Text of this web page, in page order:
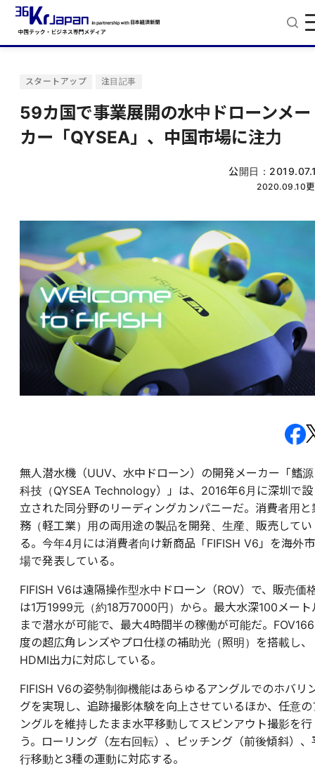
スタートアップ 注目記事
59カ国で事業展開の水中ドローンメー
カー「QYSEA」、中国市場に注力
公開日：
2020.09.10
無人潜水機（UUV、水中ドローン）の開発メーカー「鰭源
科技（QYSEA Technology）」は、2016年6月に深圳で設
立された同分野のリーディングカンパニーだ。消費者用と
務（軽工業）用の両用途の製品を開発、生産、販売してい
る。今年4月には消費者向け新商品「FIFISH V6」を海外市
場で発表している。
FIFISH V6は遠隔操作型水中ドローン（ROV）で、販売価
は1万1999元（約18万7000円）から。最大水深100メート
まで潜水が可能で、最大4時間半の稼働が可能だ。FOV166
度の超広角レンズやプロ仕様の補助光（照明）を搭載し、
HDMI出力に対応している。
FIFISH V6の姿勢制御機能はあらゆるアングルでのホバリ
グを実現し、追跡撮影体験を向上させているほか、任意の
ングルを維持したまま水平移動してスピンアウト撮影を行
う。ローリング（左右回転）、ピッチング（前後傾斜）、
行移動と3種の運動に対応する。